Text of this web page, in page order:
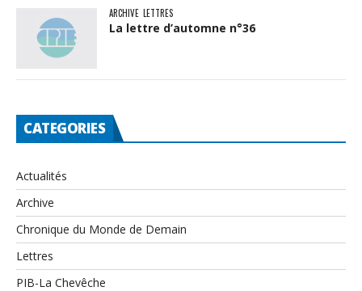
ARCHIVE LETTRES
La lettre d’automne n°36
CATEGORIES
Actualités
Archive
Chronique du Monde de Demain
Lettres
PIB-La Chevêche